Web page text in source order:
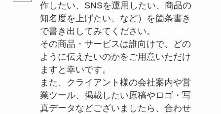
作したい、SNSを運用したい、商品の
知名度を上げたい、など）を箇条書き
で書き出してみてください。
その商品・サービスは誰向けで、どの
ように伝えたいのかをご用意いただけ
ますと幸いです。
また、クライアント様の会社案内や営
業ツール、掲載したい原稿やロゴ・写
真データなどございましたら、合わせ